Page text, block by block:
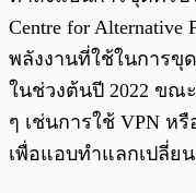
Centre for
พลังงานที่ใช้ในการขุ
ในช่วงต้นปี 2022 ขณ
ๆ เช่นการใช้ VPN ห
เพื่อแอบทำแลกเปลี่ย